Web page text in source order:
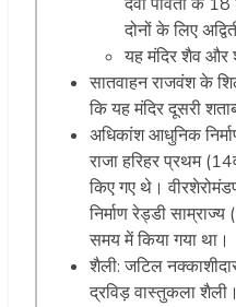
दोनों के लिए
यह मंदिर शैव और
सातवाहन राजवंश के
कि यह मंदिर दूसरी
अधिकांश आधुनिक
राजा हरिहर प्रथम
किए गए थे।
निर्माण रेड्डी
समय में किया गया था।
शैली: जटिल
द्रविड़ वास्तुकला शैली।